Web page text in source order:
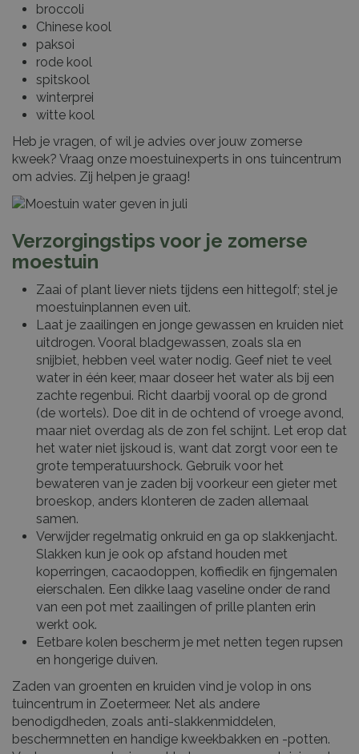
broccoli
Chinese kool
paksoi
rode kool
spitskool
winterprei
witte kool
Heb je vragen, of wil je advies over jouw zomerse
kweek? Vraag onze moestuinexperts in ons tuincentrum
om advies. Zij helpen je graag!
Verzorgingstips voor je zomerse
moestuin
Zaai of plant liever niets tijdens een hittegolf; stel je
moestuinplannen even uit.
Laat je zaailingen en jonge gewassen en kruiden niet
uitdrogen. Vooral bladgewassen, zoals sla en
snijbiet, hebben veel water nodig. Geef niet te veel
water in één keer, maar doseer het water als bij een
zachte regenbui. Richt daarbij vooral op de grond
(de wortels). Doe dit in de ochtend of vroege avond,
maar niet overdag als de zon fel schijnt. Let erop dat
het water niet ijskoud is, want dat zorgt voor een te
grote temperatuurshock. Gebruik voor het
bewateren van je zaden bij voorkeur een gieter met
broeskop, anders klonteren de zaden allemaal
samen.
Verwijder regelmatig onkruid en ga op slakkenjacht.
Slakken kun je ook op afstand houden met
koperringen, cacaodoppen, koffiedik en fijngemalen
eierschalen. Een dikke laag vaseline onder de rand
van een pot met zaailingen of prille planten erin
werkt ook.
Eetbare kolen bescherm je met netten tegen rupsen
en hongerige duiven.
Zaden van groenten en kruiden vind je volop in ons
tuincentrum in Zoetermeer. Net als andere
benodigdheden, zoals anti-slakkenmiddelen,
beschermnetten en handige kweekbakken en -potten.